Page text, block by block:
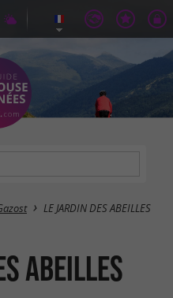
LE JARDIN DES ABEILLES
ABEILLES